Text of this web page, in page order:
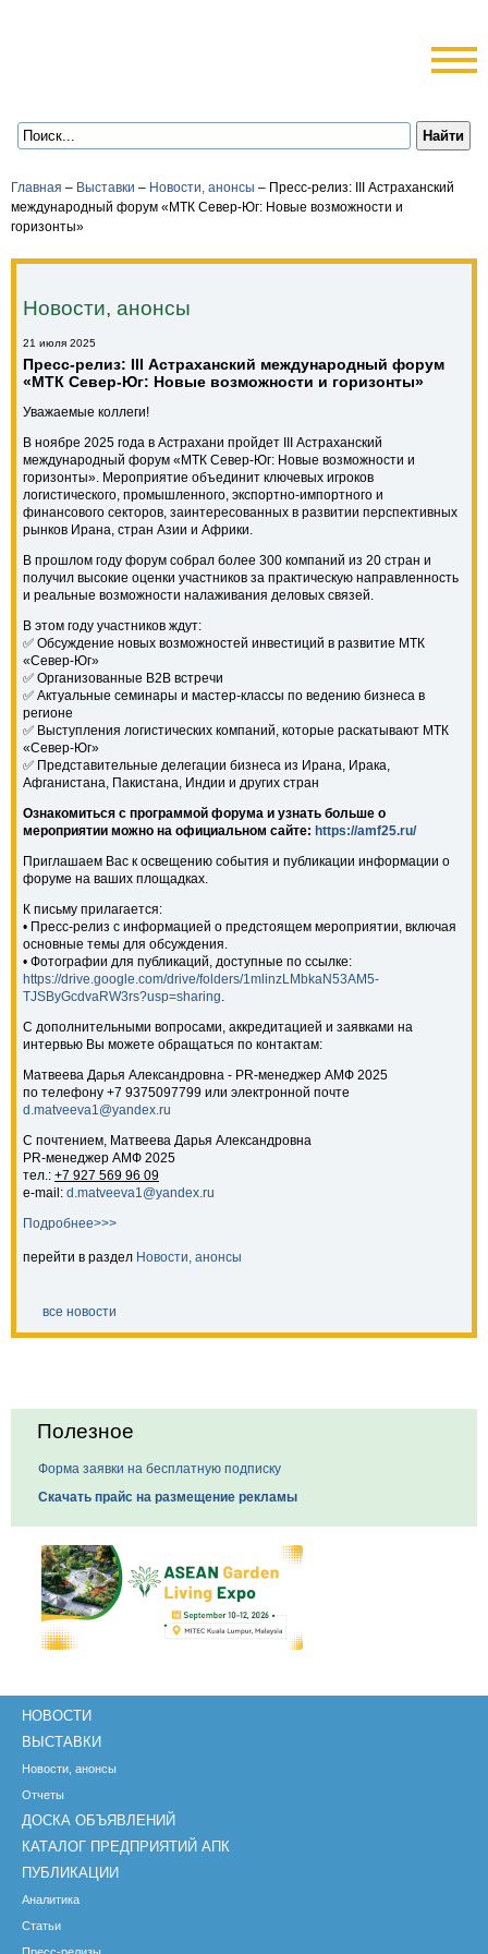
Главная – Выставки – Новости, анонсы – Пресс-релиз: III Астраханский
международный форум «МТК Север-Юг: Новые возможности и
горизонты»
Новости, анонсы
21 июля 2025
Пресс-релиз: III Астраханский международный форум
«МТК Север-Юг: Новые возможности и горизонты»
Уважаемые коллеги!
В ноябре 2025 года в Астрахани пройдет III Астраханский
международный форум «МТК Север-Юг: Новые возможности и
горизонты». Мероприятие объединит ключевых игроков
логистического, промышленного, экспортно-импортного и
финансового секторов, заинтересованных в развитии перспективных
рынков Ирана, стран Азии и Африки.
В прошлом году форум собрал более 300 компаний из 20 стран и
получил высокие оценки участников за практическую направленность
и реальные возможности налаживания деловых связей.
В этом году участников ждут:
✅ Обсуждение новых возможностей инвестиций в развитие МТК
«Север-Юг»
✅ Организованные B2B встречи
✅ Актуальные семинары и мастер-классы по ведению бизнеса в
регионе
✅ Выступления логистических компаний, которые раскатывают МТК
«Север-Юг»
✅ Представительные делегации бизнеса из Ирана, Ирака,
Афганистана, Пакистана, Индии и других стран
Ознакомиться с программой форума и узнать больше о
мероприятии можно на официальном сайте: https://amf25.ru/
Приглашаем Вас к освещению события и публикации информации о
форуме на ваших площадках.
К письму прилагается:
• Пресс-релиз с информацией о предстоящем мероприятии, включая
основные темы для обсуждения.
• Фотографии для публикаций, доступные по ссылке:
https://drive.google.com/drive/folders/1mlinzLMbkaN53AM5-
TJSByGcdvaRW3rs?usp=sharing.
С дополнительными вопросами, аккредитацией и заявками на
интервью Вы можете обращаться по контактам:
Матвеева Дарья Александровна - PR-менеджер АМФ 2025
по телефону +7 9375097799 или электронной почте
d.matveeva1@yandex.ru
С почтением, Матвеева Дарья Александровна
PR-менеджер АМФ 2025
тел.: +7 927 569 96 09
e-mail: d.matveeva1@yandex.ru
Подробнее>>>
перейти в раздел Новости, анонсы
все новости
Полезное
Форма заявки на бесплатную подписку
Скачать прайс на размещение рекламы
НОВОСТИ
ВЫСТАВКИ
Новости, анонсы
Отчеты
ДОСКА ОБЪЯВЛЕНИЙ
КАТАЛОГ ПРЕДПРИЯТИЙ АПК
ПУБЛИКАЦИИ
Аналитика
Статьи